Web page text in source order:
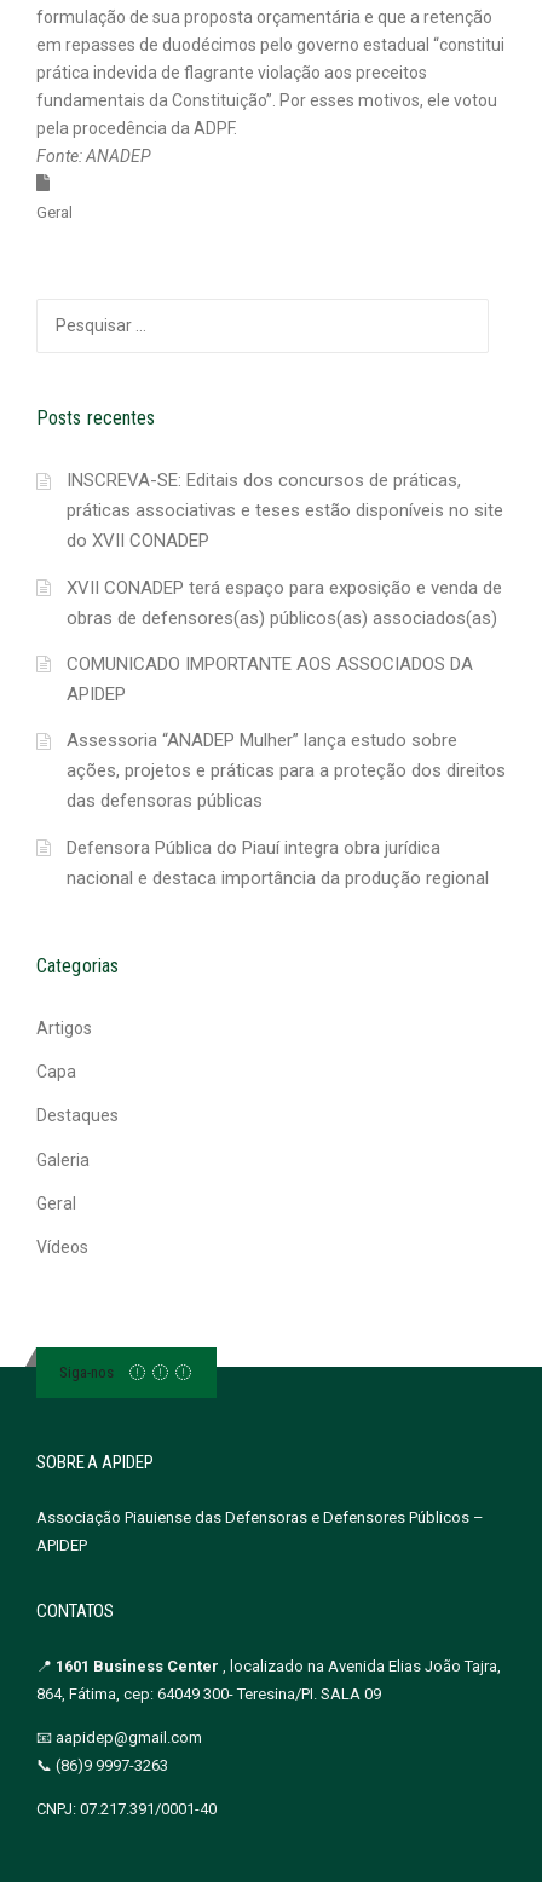
formulação de sua proposta orçamentária e que a retenção
em repasses de duodécimos pelo governo estadual “constitui
prática indevida de flagrante violação aos preceitos
fundamentais da Constituição”. Por esses motivos, ele votou
pela procedência da ADPF.
Fonte: ANADEP
Geral
por:
Posts recentes
INSCREVA-SE: Editais dos concursos de práticas,
práticas associativas e teses estão disponíveis no site
do XVII CONADEP
XVII CONADEP terá espaço para exposição e venda de
obras de defensores(as) públicos(as) associados(as)
COMUNICADO IMPORTANTE AOS ASSOCIADOS DA
APIDEP
Assessoria “ANADEP Mulher” lança estudo sobre
ações, projetos e práticas para a proteção dos direitos
das defensoras públicas
Defensora Pública do Piauí integra obra jurídica
nacional e destaca importância da produção regional
Categorias
Artigos
Capa
Destaques
Galeria
Geral
Vídeos
Siga-nos
SOBRE A APIDEP
Associação Piauiense das Defensoras e Defensores Públicos –
APIDEP
CONTATOS
📍 1601 Business Center , localizado na Avenida Elias João Tajra,
864, Fátima, cep: 64049 300- Teresina/PI. SALA 09
📧 aapidep@gmail.com
📞 (86)9 9997-3263
CNPJ: 07.217.391/0001-40